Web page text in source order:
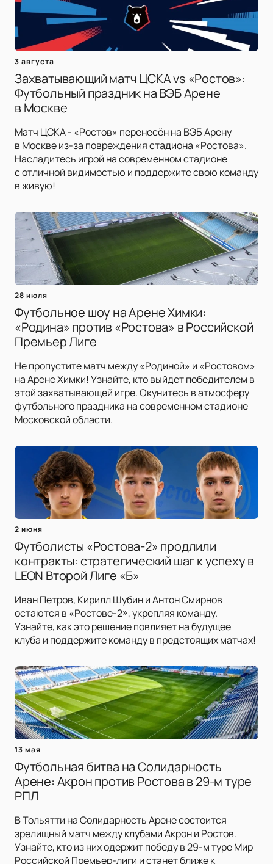
3 августа
Захватывающий матч ЦСКА vs «Ростов»:
Футбольный праздник на ВЭБ Арене
в Москве
Матч ЦСКА - «Ростов» перенесён на ВЭБ Арену
в Москве из-за повреждения стадиона «Ростова».
Насладитесь игрой на современном стадионе
с отличной видимостью и поддержите свою команду
в живую!
28 июля
Футбольное шоу на Арене Химки:
«Родина» против «Ростова» в Российской
Премьер Лиге
Не пропустите матч между «Родиной» и «Ростовом»
на Арене Химки! Узнайте, кто выйдет победителем в
этой захватывающей игре. Окунитесь в атмосферу
футбольного праздника на современном стадионе
Московской области.
2 июня
Футболисты «Ростова-2» продлили
контракты: стратегический шаг к успеху в
LEON Второй Лиге «Б»
Иван Петров, Кирилл Шубин и Антон Смирнов
остаются в «Ростове-2», укрепляя команду.
Узнайте, как это решение повлияет на будущее
клуба и поддержите команду в предстоящих матчах!
13 мая
Футбольная битва на Солидарность
Арене: Акрон против Ростова в 29-м туре
РПЛ
В Тольятти на Солидарность Арене состоится
зрелищный матч между клубами Акрон и Ростов.
Узнайте, кто из них одержит победу в 29-м туре Мир
Российской Премьер-лиги и станет ближе к